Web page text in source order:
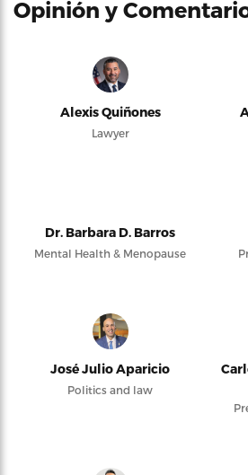
Opinión y
Alexis Quiñones
Lawyer
Dr. Barbara D. Barros
Mental Health & Menopause
José Julio Aparicio
Politics and law